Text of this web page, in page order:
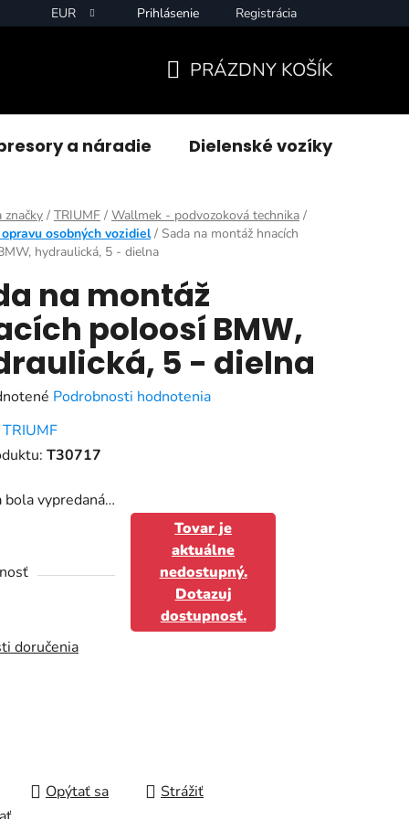
EUR Prihlásenie Registrácia
KOŠÍK
PRÁZDNY KOŠÍK
a náradie Dielenské vozíky
značky / TRIUMF / Wallmek - podvozoková technika /
osobných vozidiel / Sada na montáž hnacích
hydraulická, 5 - dielna
na montáž
poloosí BMW,
5 - dielna
Podrobnosti hodnotenia
TRIUMF
T30717
bola vypredaná…
Tovar je
aktuálne
nedostupný.
Dotazuj
dostupnosť.
doručenia
Opýtať sa
Strážiť